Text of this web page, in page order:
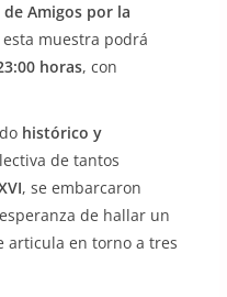
Amigos por la
esta muestra podrá
horas, con
histórico y
de tantos
, se embarcaron
de hallar un
articula en torno a tres